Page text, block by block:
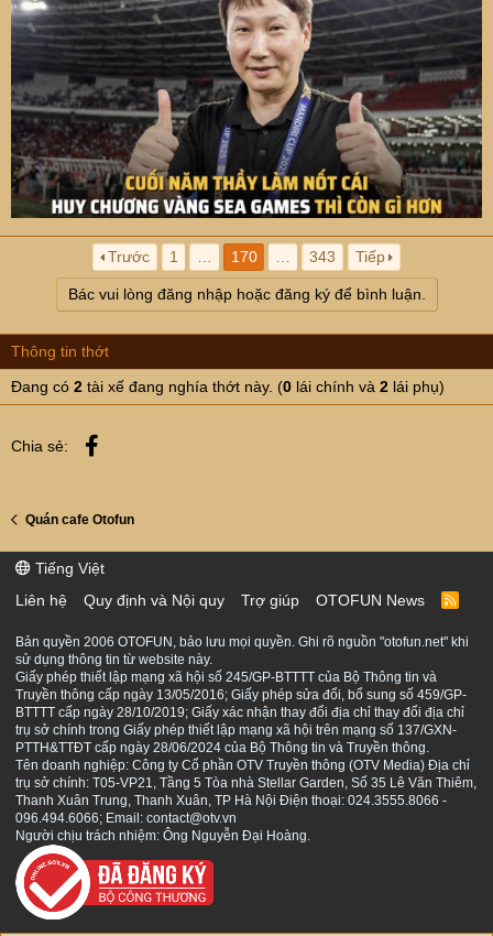
Trước 1 170 343 Tiếp
Bác vui lòng đăng nhập hoặc đăng ký để bình luận.
Thông tin thớt
Đang có 2 tài xế đang nghía thớt này. (0 lái chính và 2 lái phụ)
Chia sẻ:
Quán cafe Otofun
Tiếng Việt
Liên hệ
Quy định và Nội quy Trợ giúp OTOFUN News
R
S
Bản quyền 2006 OTOFUN, bảo lưu mọi quyền. Ghi rõ nguồn "otofun.net" khi
sử dụng thông tin từ website này.
Giấy phép thiết lập mạng xã hội số 245/GP-BTTTT của Bộ Thông tin và
Truyền thông cấp ngày 13/05/2016; Giấy phép sửa đổi, bổ sung số 459/GP-
BTTTT cấp ngày 28/10/2019; Giấy xác nhận thay đổi địa chỉ thay đổi địa chỉ
trụ sở chính trong Giấy phép thiết lập mạng xã hội trên mạng số 137/GXN-
PTTH&TTĐT cấp ngày 28/06/2024 của Bộ Thông tin và Truyền thông.
Tên doanh nghiệp: Công ty Cổ phần OTV Truyền thông (OTV Media) Địa chỉ
trụ sở chính: T05-VP21, Tầng 5 Tòa nhà Stellar Garden, Số 35 Lê Văn Thiêm,
Thanh Xuân Trung, Thanh Xuân, TP Hà Nội Điện thoại: 024.3555.8066 -
096.494.6066; Email: contact@otv.vn
Người chịu trách nhiệm: Ông Nguyễn Đại Hoàng.